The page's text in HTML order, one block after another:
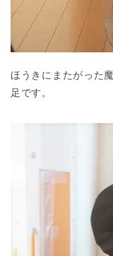
ほうきにまたがった
足です。